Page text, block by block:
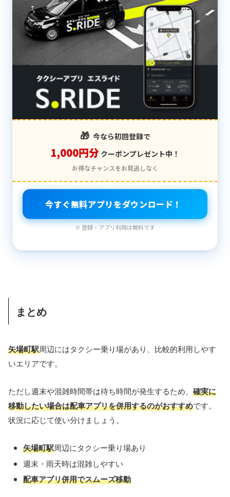
🎁 今なら初回登録で
1,000円分 クーポンプレゼント中！
お得なチャンスをお見逃しなく
今すぐ無料アプリをダウンロード！
※ 登録・アプリ利用は無料です
まとめ
矢場町駅周辺にはタクシー乗り場があり、比較的利用しやす
いエリアです。
ただし週末や混雑時間帯は待ち時間が発生するため、 確実に
移動したい場合は配車アプリを併用するのがおすすめです。
状況に応じて使い分けましょう。
矢場町駅周辺にタクシー乗り場あり
週末・雨天時は混雑しやすい
配車アプリ併用でスムーズ移動